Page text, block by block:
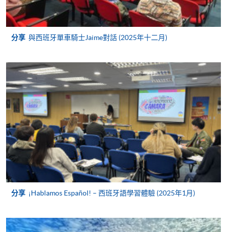
繳付學費。
報讀新課程
凡以「先到先得」為取錄方式的課程，請填妥
SF26報名表，親往報名中心或以郵遞方式連同學
費以及所需證明文件呈交。
[ 下載報名表SF26]
申請學歷頒授及專業課程可能需要其他資料，報名
往報名中心或以郵遞方式遞交。
分享 與西班牙單車騎士Jaime對話 (2025年十二月)
分享 ¡Hablamos Español! – 西班牙語學習體驗 (2025年1月)